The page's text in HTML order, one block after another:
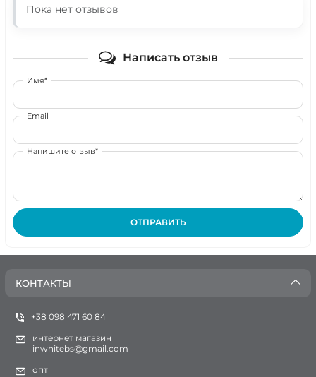
Пока нет отзывов
Написать отзыв
Имя*
Email
Напишите отзыв*
ОТПРАВИТЬ
КОНТАКТЫ
+38 098 471 60 84
интернет магазин
inwhitebs@gmail.com
опт